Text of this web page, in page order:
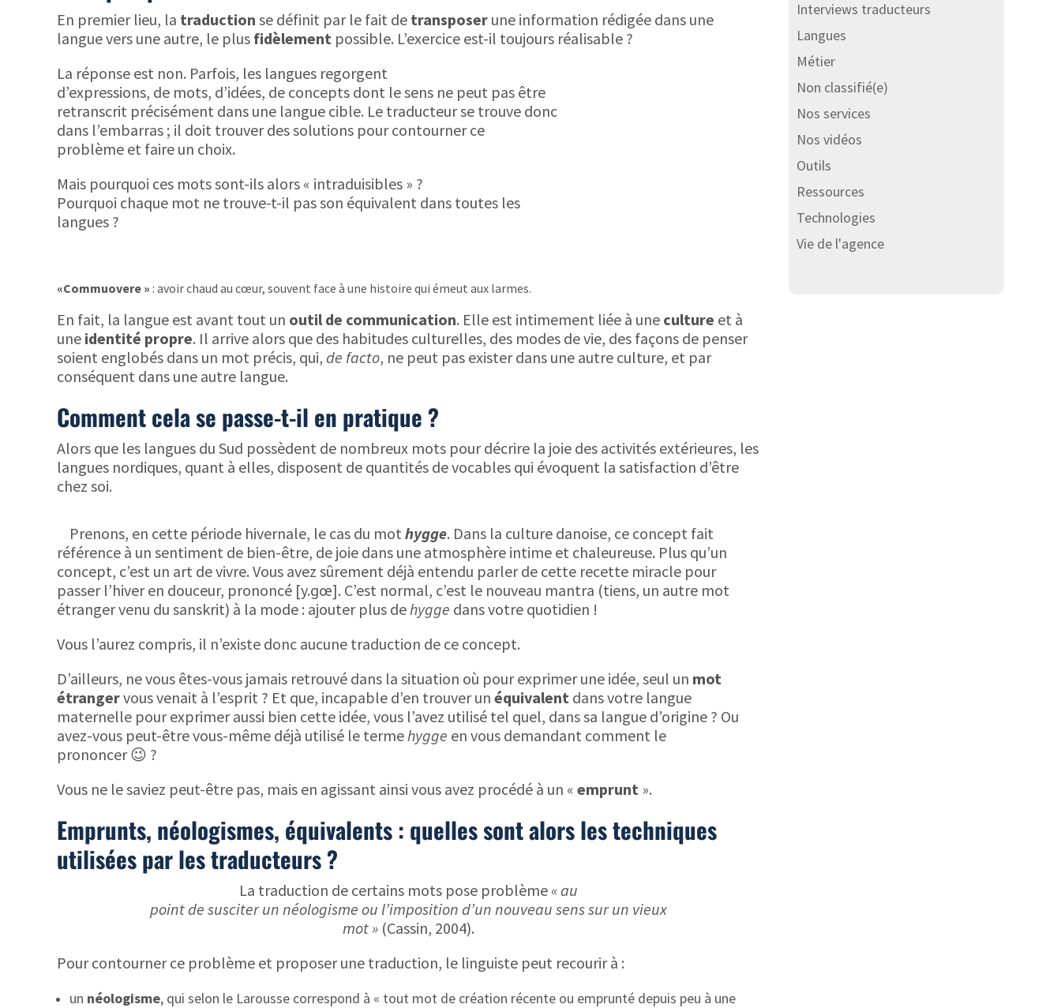
En premier lieu, la traduction se définit par le fait de transposer une information rédigée dans une
langue vers une autre, le plus fidèlement possible. L’exercice est-il toujours réalisable ?
La réponse est non. Parfois, les langues regorgent
d’expressions, de mots, d’idées, de concepts dont le sens ne peut pas être
retranscrit précisément dans une langue cible. Le traducteur se trouve donc
dans l’embarras ; il doit trouver des solutions pour contourner ce
problème et faire un choix.
Mais pourquoi ces mots sont-ils alors « intraduisibles » ?
Pourquoi chaque mot ne trouve-t-il pas son équivalent dans toutes les
langues ?
«Commuovere » : avoir chaud au cœur, souvent face à une histoire qui émeut aux larmes.
En fait, la langue est avant tout un outil de communication. Elle est intimement liée à une culture et à
une identité propre. Il arrive alors que des habitudes culturelles, des modes de vie, des façons de penser
soient englobés dans un mot précis, qui, de facto, ne peut pas exister dans une autre culture, et par
conséquent dans une autre langue.
Comment cela se passe-t-il en pratique ?
Alors que les langues du Sud possèdent de nombreux mots pour décrire la joie des activités extérieures, les
langues nordiques, quant à elles, disposent de quantités de vocables qui évoquent la satisfaction d’être
chez soi.
Prenons, en cette période hivernale, le cas du mot hygge. Dans la culture danoise, ce concept fait
référence à un sentiment de bien-être, de joie dans une atmosphère intime et chaleureuse. Plus qu’un
concept, c’est un art de vivre. Vous avez sûrement déjà entendu parler de cette recette miracle pour
passer l’hiver en douceur, prononcé [y.ɡœ]. C’est normal, c’est le nouveau mantra (tiens, un autre mot
étranger venu du sanskrit) à la mode : ajouter plus de hygge dans votre quotidien !
Vous l’aurez compris, il n’existe donc aucune traduction de ce concept.
D’ailleurs, ne vous êtes-vous jamais retrouvé dans la situation où pour exprimer une idée, seul un mot
étrangervous venait à l’esprit ? Et que, incapable d’en trouver un équivalent dans votre langue
maternelle pour exprimer aussi bien cette idée, vous l’avez utilisé tel quel, dans sa langue d’origine ? Ou
avez-vous peut-être vous-même déjà utilisé le terme hygge en vous demandant comment le
prononcer 😉 ?
Vous ne le saviez peut-être pas, mais en agissant ainsi vous avez procédé à un « emprunt ».
Emprunts, néologismes, équivalents : quelles sont alors les techniques
utilisées par les traducteurs ?
La traduction de certains mots pose problème « au
point de susciter un néologisme ou l’imposition d’un nouveau sens sur un vieux
mot » (Cassin, 2004).
Pour contourner ce problème et proposer une traduction, le linguiste peut recourir à :
un néologisme, qui selon le Larousse correspond à « tout mot de création récente ou emprunté depuis peu à une
Interviews traducteurs
Langues
Métier
Non classifié(e)
Nos services
Nos vidéos
Outils
Ressources
Technologies
Vie de l'agence